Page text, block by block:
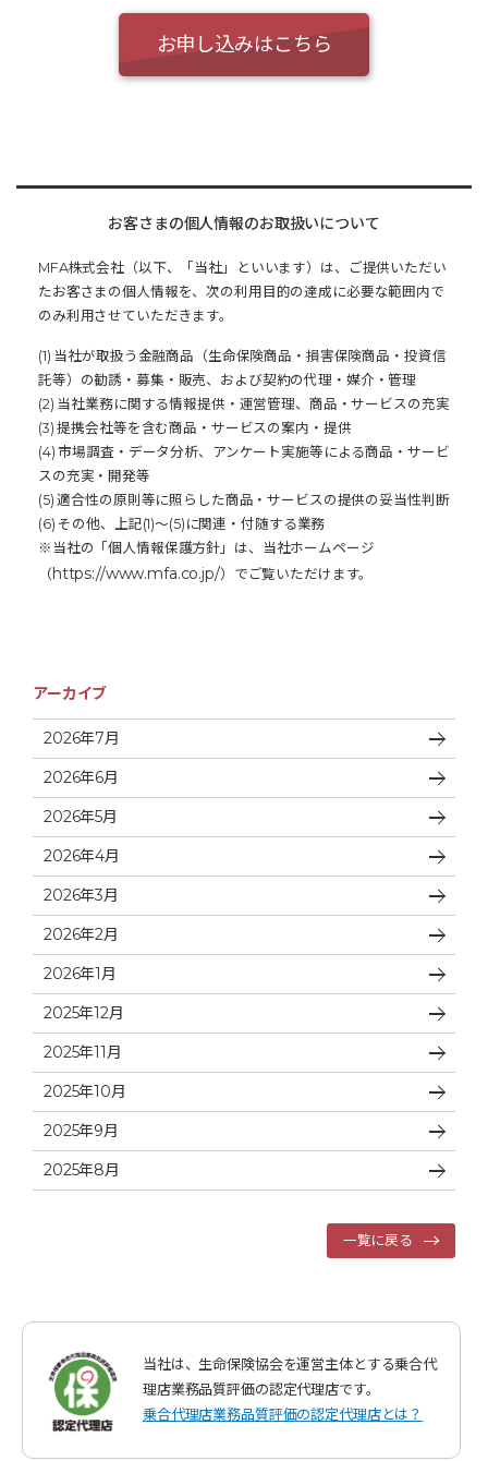
お申し込みはこちら
お客さまの個人情報のお取扱いについて
MFA株式会社（以下、「当社」といいます）は、ご提供いただい
たお客さまの個人情報を、次の利用目的の達成に必要な範囲内で
のみ利用させていただきます。
(1) 当社が取扱う金融商品（生命保険商品・損害保険商品・投資信
託等）の勧誘・募集・販売、および契約の代理・媒介・管理
(2) 当社業務に関する情報提供・運営管理、商品・サービスの充実
(3) 提携会社等を含む商品・サービスの案内・提供
(4) 市場調査・データ分析、アンケート実施等による商品・サービ
スの充実・開発等
(5) 適合性の原則等に照らした商品・サービスの提供の妥当性判断
(6) その他、上記(1)～(5)に関連・付随する業務
※当社の「個人情報保護方針」は、当社ホームページ
（https://www.mfa.co.jp/）でご覧いただけます。
アーカイブ
2026年7月
2026年6月
2026年5月
2026年4月
2026年3月
2026年2月
2026年1月
2025年12月
2025年11月
2025年10月
2025年9月
2025年8月
一覧に戻る
当社は、生命保険協会を運営主体とする乗合代
理店業務品質評価の認定代理店です。
乗合代理店業務品質評価の認定代理店とは？